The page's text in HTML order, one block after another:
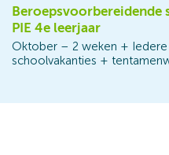
Beroepsvoorbereidende
PIE 4e leerjaar
Oktober – 2 weken + Iedere
schoolvakanties +